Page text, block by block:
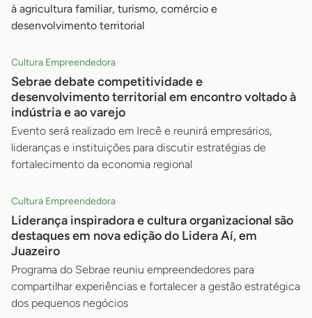
à agricultura familiar, turismo, comércio e
desenvolvimento territorial
Cultura Empreendedora
Sebrae debate competitividade e
desenvolvimento territorial em encontro voltado à
indústria e ao varejo
Evento será realizado em Irecê e reunirá empresários,
lideranças e instituições para discutir estratégias de
fortalecimento da economia regional
Cultura Empreendedora
Liderança inspiradora e cultura organizacional são
destaques em nova edição do Lidera Aí, em
Juazeiro
Programa do Sebrae reuniu empreendedores para
compartilhar experiências e fortalecer a gestão estratégica
dos pequenos negócios